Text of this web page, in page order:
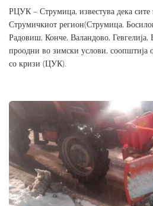
РЦУК – Струмица, известува дека
Струмичкиот регион(Струмица,
Радовиш, Конче, Валандово, Гевгелија,
проодни во зимски услови, соопштија
со кризи (ЦУК).